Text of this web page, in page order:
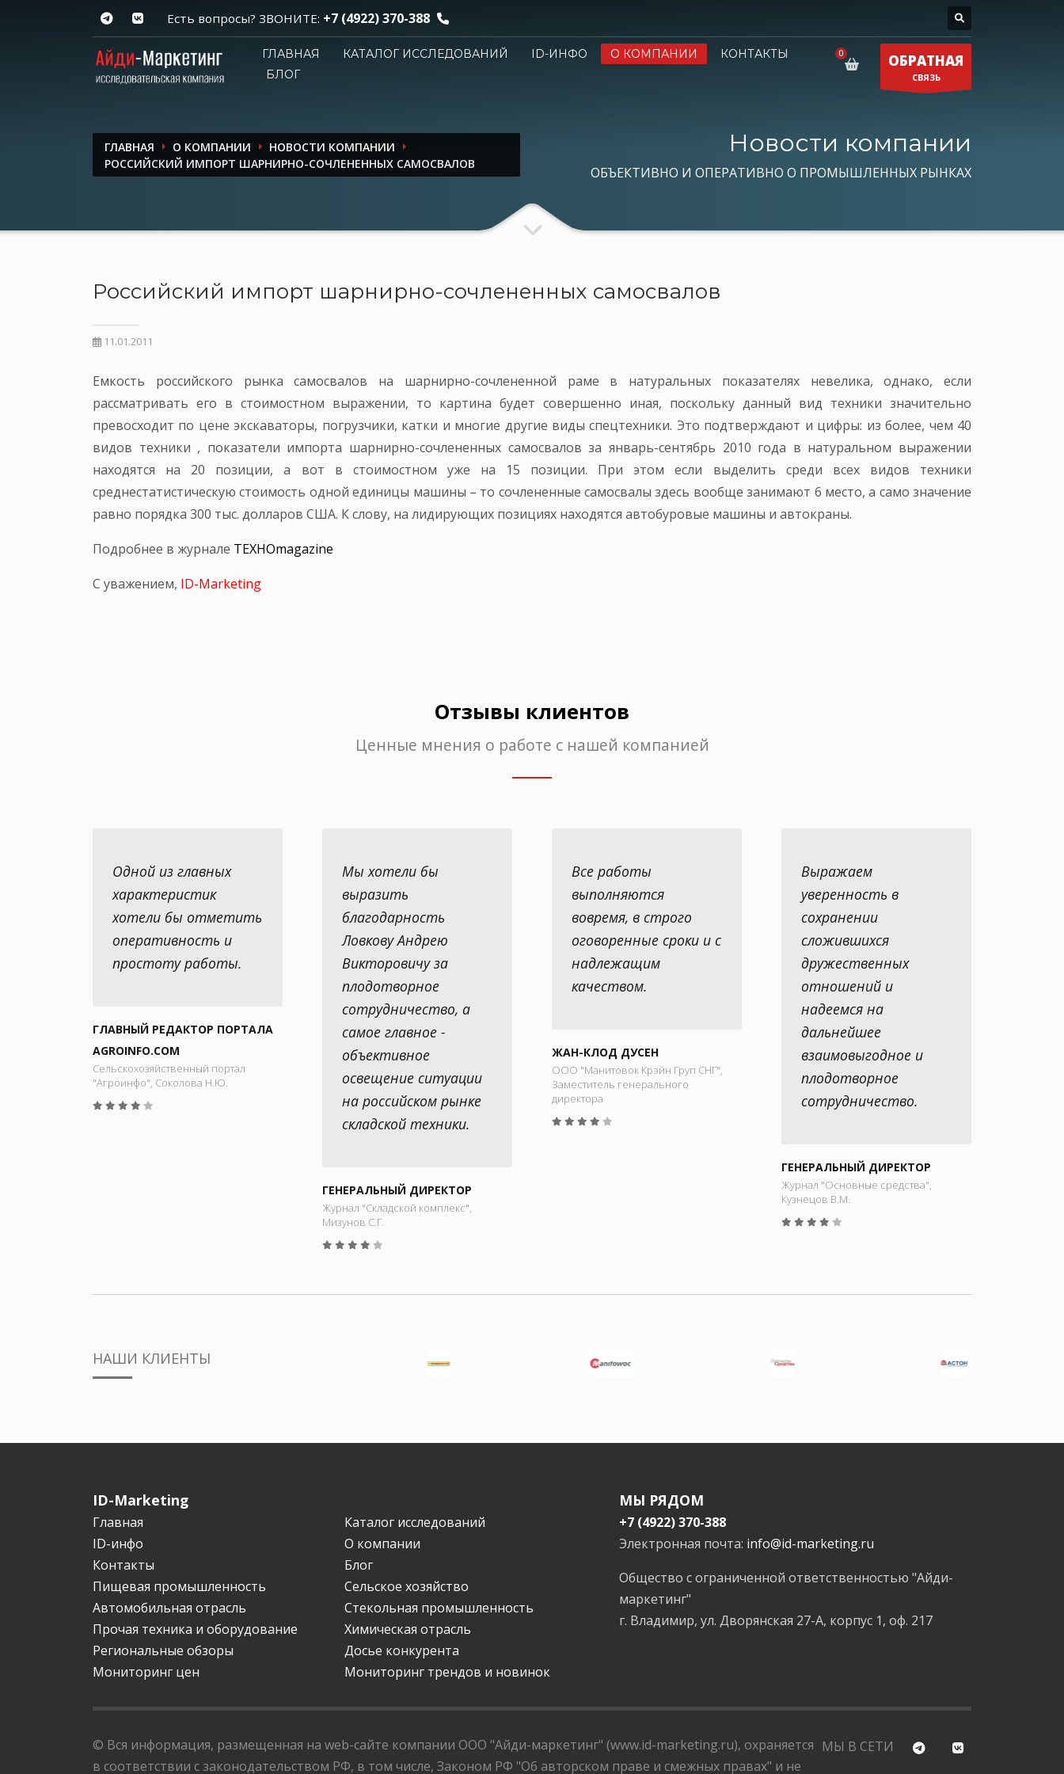
Есть вопросы? ЗВОНИТЕ: +7 (4922) 370-388
ГЛАВНАЯ КАТАЛОГ ИССЛЕДОВАНИЙ ID-ИНФО О КОМПАНИИ
КОНТАКТЫ
БЛОГ
ОБРАТНАЯ
СВЯЗЬ
ГЛАВНАЯ О КОМПАНИИ
НОВОСТИ КОМПАНИИ
РОССИЙСКИЙ ИМПОРТ ШАРНИРНО-СОЧЛЕНЕННЫХ САМОСВАЛОВ
Новости компании
ОБЪЕКТИВНО И ОПЕРАТИВНО О ПРОМЫШЛЕННЫХ РЫНКАХ
Российский импорт шарнирно-сочлененных самосвалов
11.01.2011
Емкость российского рынка самосвалов на шарнирно-сочлененной раме в натуральных показателях невелика, однако, если
рассматривать его в стоимостном выражении, то картина будет совершенно иная, поскольку данный вид техники значительно
превосходит по цене экскаваторы, погрузчики, катки и многие другие виды спецтехники. Это подтверждают и цифры: из более, чем 40
видов техники , показатели импорта шарнирно-сочлененных самосвалов за январь-сентябрь 2010 года в натуральном выражении
находятся на 20 позиции, а вот в стоимостном уже на 15 позиции. При этом если выделить среди всех видов техники
среднестатистическую стоимость одной единицы машины – то сочлененные самосвалы здесь вообще занимают 6 место, а само значение
равно порядка 300 тыс. долларов США. К слову, на лидирующих позициях находятся автобуровые машины и автокраны.
Подробнее в журнале ТЕХНОmagazine
С уважением, ID-Marketing
Отзывы клиентов
Ценные мнения о работе с нашей компанией
Одной из главных
характеристик
хотели бы отметить
оперативность и
простоту работы.
ГЛАВНЫЙ РЕДАКТОР ПОРТАЛА
AGROINFO.COM
Сельскохозяйственный портал
"Агроинфо", Соколова Н.Ю.
Мы хотели бы
выразить
благодарность
Ловкову Андрею
Викторовичу за
плодотворное
сотрудничество, а
самое главное -
объективное
освещение ситуации
на российском рынке
складской техники.
ГЕНЕРАЛЬНЫЙ ДИРЕКТОР
Журнал "Складской комплекс",
Мизунов С.Г.
Все работы
выполняются
вовремя, в строго
оговоренные сроки и с
надлежащим
качеством.
ЖАН-КЛОД ДУСЕН
ООО "Манитовок Крэйн Груп СНГ",
Заместитель генерального
директора
Выражаем
уверенность в
сохранении
сложившихся
дружественных
отношений и
надеемся на
дальнейшее
взаимовыгодное и
плодотворное
сотрудничество.
ГЕНЕРАЛЬНЫЙ ДИРЕКТОР
Журнал "Основные средства",
Кузнецов В.М.
НАШИ КЛИЕНТЫ
ID-Marketing
Главная
Каталог исследований
ID-инфо
О компании
Контакты
Блог
Пищевая промышленность
Сельское хозяйство
Автомобильная отрасль
Стекольная промышленность
Прочая техника и оборудование
Химическая отрасль
Региональные обзоры
Досье конкурента
Мониторинг цен
Мониторинг трендов и новинок
МЫ РЯДОМ
+7 (4922) 370-388
Электронная почта: info@id-marketing.ru
Общество с ограниченной ответственностью "Айди-
маркетинг"
г. Владимир, ул. Дворянская 27-А, корпус 1, оф. 217
МЫ В СЕТИ
© Вся информация, размещенная на web-сайте компании ООО "Айди-маркетинг" (www.id-marketing.ru), охраняется
в соответствии с законодательством РФ, в том числе, Законом РФ "Об авторском праве и смежных правах" и не